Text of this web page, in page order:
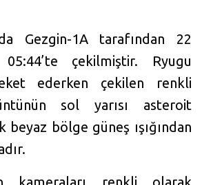
Gezgin-1A tarafından 22
çekilmiştir. Ryugu
ederken çekilen renkli
sol yarısı asteroit
beyaz bölge güneş ışığından